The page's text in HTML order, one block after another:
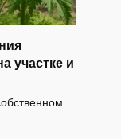
участке и